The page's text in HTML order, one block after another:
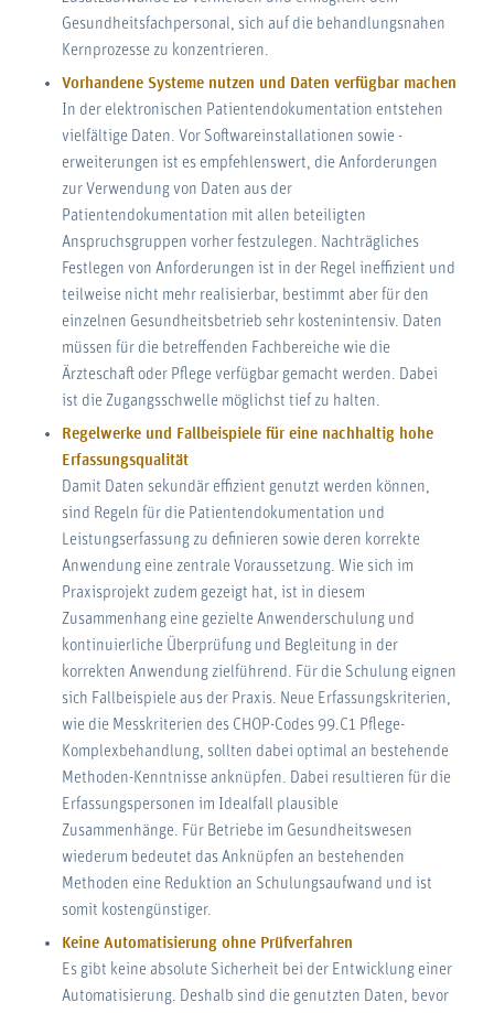
Gesundheitsfachpersonal, sich auf die behandlungsnahen
Kernprozesse zu konzentrieren.
Vorhandene Systeme nutzen und Daten verfügbar machen
In der elektronischen Patientendokumentation entstehen
vielfältige Daten. Vor Softwareinstallationen sowie -
erweiterungen ist es empfehlenswert, die Anforderungen
zur Verwendung von Daten aus der
Patientendokumentation mit allen beteiligten
Anspruchsgruppen vorher festzulegen. Nachträgliches
Festlegen von Anforderungen ist in der Regel ineffizient und
teilweise nicht mehr realisierbar, bestimmt aber für den
einzelnen Gesundheitsbetrieb sehr kostenintensiv. Daten
müssen für die betreffenden Fachbereiche wie die
Ärzteschaft oder Pflege verfügbar gemacht werden. Dabei
ist die Zugangsschwelle möglichst tief zu halten.
Regelwerke und Fallbeispiele für eine nachhaltig hohe
Erfassungsqualität
Damit Daten sekundär effizient genutzt werden können,
sind Regeln für die Patientendokumentation und
Leistungserfassung zu definieren sowie deren korrekte
Anwendung eine zentrale Voraussetzung. Wie sich im
Praxisprojekt zudem gezeigt hat, ist in diesem
Zusammenhang eine gezielte Anwenderschulung und
kontinuierliche Überprüfung und Begleitung in der
korrekten Anwendung zielführend. Für die Schulung eignen
sich Fallbeispiele aus der Praxis. Neue Erfassungskriterien,
wie die Messkriterien des CHOP-Codes 99.C1 Pflege-
Komplexbehandlung, sollten dabei optimal an bestehende
Methoden-Kenntnisse anknüpfen. Dabei resultieren für die
Erfassungspersonen im Idealfall plausible
Zusammenhänge. Für Betriebe im Gesundheitswesen
wiederum bedeutet das Anknüpfen an bestehenden
Methoden eine Reduktion an Schulungsaufwand und ist
somit kostengünstiger.
Keine Automatisierung ohne Prüfverfahren
Es gibt keine absolute Sicherheit bei der Entwicklung einer
Automatisierung. Deshalb sind die genutzten Daten, bevor